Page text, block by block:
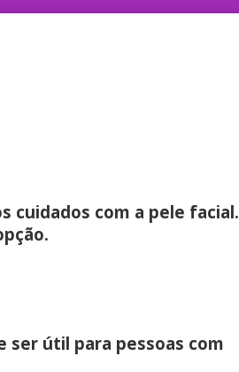
cuidados com a pele facial.
ser útil para pessoas com